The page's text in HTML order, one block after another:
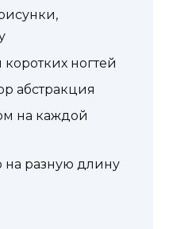
ногтей
абстракция
на каждой
разную длину